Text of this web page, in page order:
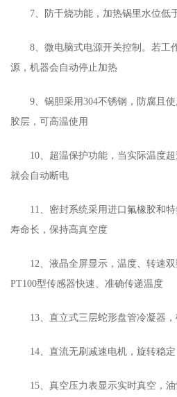
7、防干烧功能，加热锅里水位低
8、微电脑式电源开关控制。若工
源，机器会自动停止加热
9、锅胆采用304不锈钢，防腐且使
胶层，可高温使用
10、超温保护功能，当实际温度超
就会自动断电
11、密封系统采用进口氟橡胶和特
寿命长，保持高真空度
12、液晶全屏显示，温度、转速双
PT100型传感器快速、准确传递温度
13、直立式三层蛇形盘管冷凝器，
14、直流无刷减速电机，旋转稳定
15、真空压力表显示实时真空，油